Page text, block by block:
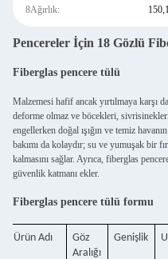
8Ağırlık:
Pencereler İçin 18 Gözlü
Fiberglas pencere tülü
Malzemesi hafif ancak yırtılmaya karşı
deforme olmaz ve böcekleri,
engellerken doğal ışığın ve temiz
bakımı da kolaydır; su ve yumuşak bir
kalmasını sağlar. Ayrıca, fiberglas
güvenlik katmanı ekler.
Fiberglas pencere tülü formu
Ürün Adı
Göz
Aralığı
Genişlik